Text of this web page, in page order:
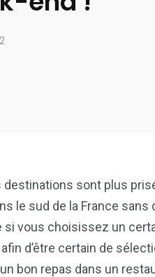
destinations sont plus
le sud de la France
si vous choisissez un
d’être certain de
bon repas dans un